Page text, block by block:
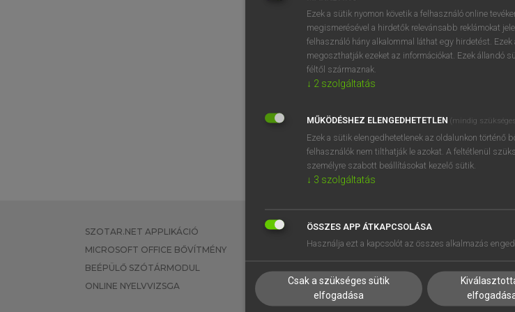
BELÉPÉS
SZOTAR.NET APPLIKÁCIÓ
MICROSOFT OFFICE BŐVÍTMÉNY
BEÉPÜLŐ SZÓTÁRMODUL
ONLINE NYELVVIZSGA
EGYÉNI FELHASZNÁLÓKNAK
TANULÓKNAK
VÁLLALATI MEGOLDÁSOK
SÚGÓ
RÓLUNK
SÜTI BEÁLLÍTÁSOK
Ezek a sütik nyomon követik a felhasználó online
megismerésével a hirdetők relevánsabb reklámokat
felhasználó hány alkalommal láthat egy hirdetést.
megoszthatják ezeket az információkat. Ezek állandó
féltől származnak.
↓ 2 szolgáltatás
MŰKÖDÉSHEZ ELENGEDHETETLEN (mindig
Ezek a sütik elengedhetetlenek az oldalunkon történő
felhasználók nem tilthatják le azokat. A feltétlenül
személyre szabott beállításokat kezelő sütik.
↓ 3 szolgáltatás
ÖSSZES APP ÁTKAPCSOLÁSA
Használja ezt a kapcsolót az összes alkalmazás
Csak a szükséges sütik
elfogadása